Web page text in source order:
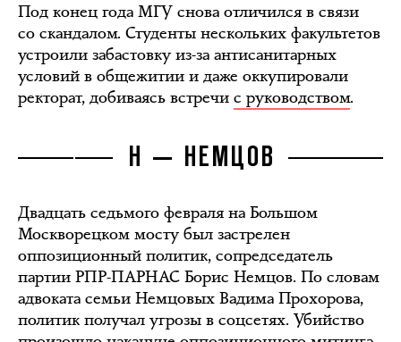
Под конец года МГУ снова отличился в связи
со скандалом. Студенты нескольких факультетов
устроили забастовку из-за антисанитарных
условий в общежитии и даже оккупировали
ректорат, добиваясь встречи с руководством.
Н — НЕМЦОВ
Двадцать седьмого февраля на Большом
Москворецком мосту был застрелен
оппозиционный политик, сопредседатель
партии РПР-ПАРНАС Борис Немцов. По словам
адвоката семьи Немцовых Вадима Прохорова,
политик получал угрозы в соцсетях. Убийство